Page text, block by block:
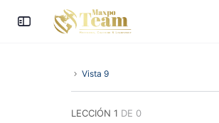
Vista 9
LECCIÓN 1 DE 0